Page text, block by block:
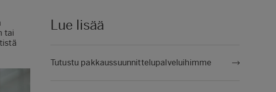
tai
Lue lisää
Tutustu pakkaussuunnittelupalveluihimme